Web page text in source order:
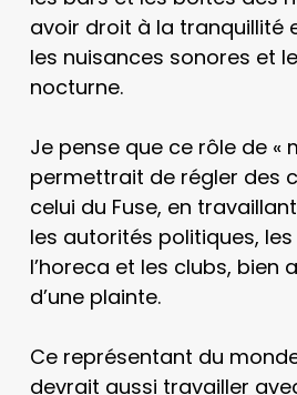
avoir droit à la tranquillité
les nuisances sonores et
nocturne.
Je pense que ce rôle de «
permettrait de régler des
celui du Fuse, en
les autorités politiques, les
l’horeca et les clubs, bien
d’une plainte.
Ce représentant du
devrait aussi travailler